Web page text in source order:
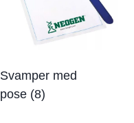
Svamper med
pose (8)